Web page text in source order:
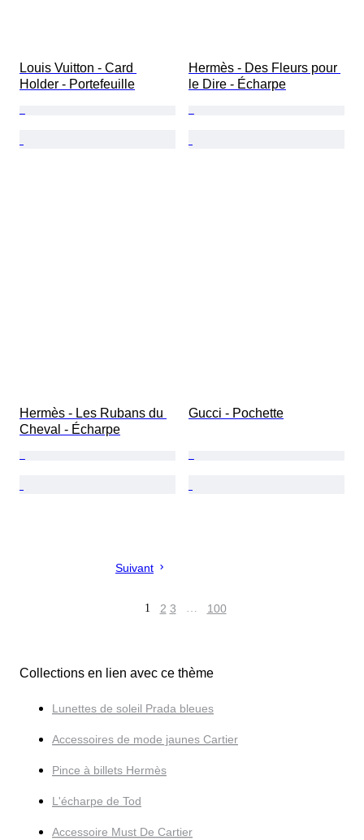
Louis Vuitton - Card
Holder - Portefeuille
Hermès - Des Fleurs pour
le Dire - Écharpe
Hermès - Les Rubans du
Cheval - Écharpe
Gucci - Pochette
Suivant
1 2 3 … 100
Collections en lien avec ce thème
Lunettes de soleil Prada bleues
Accessoires de mode jaunes Cartier
Pince à billets Hermès
L'écharpe de Tod
Accessoire Must De Cartier